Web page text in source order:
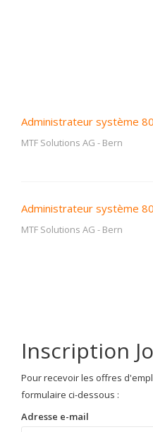
Administrateur système
MTF Solutions AG - Bern
Administrateur système
MTF Solutions AG - Bern
Inscription
Pour recevoir les offres
formulaire ci-dessous :
Adresse e-mail